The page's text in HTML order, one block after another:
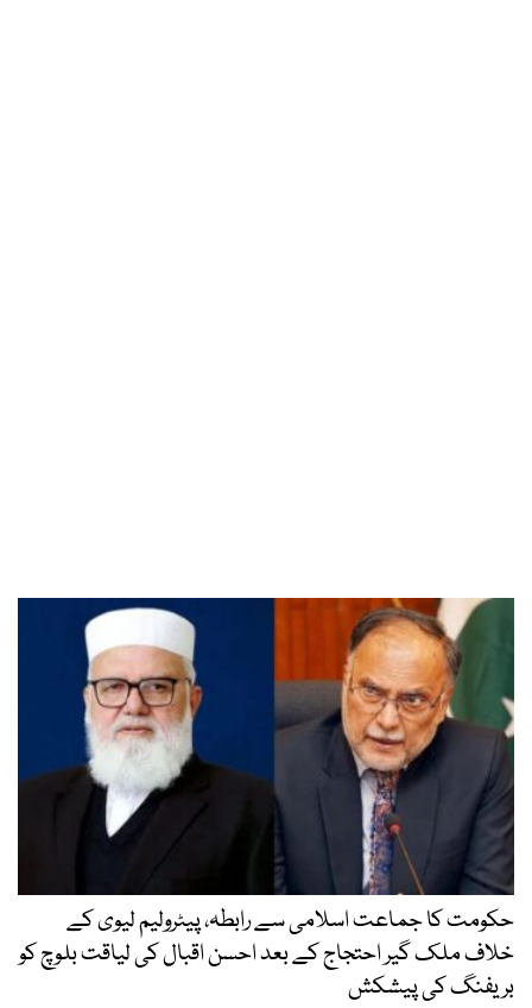
حکومت کا جماعت اسلامی سے رابطہ، پیٹرولیم لیوی کے
خلاف ملک گیر احتجاج کے بعد احسن اقبال کی لیاقت بلوچ کو
بریفنگ کی پیشکش